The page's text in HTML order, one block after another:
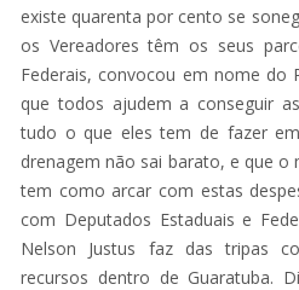
existe quarenta por cento se
os Vereadores têm os seus
Federais, convocou em nome do
que todos ajudem a conseguir
tudo o que eles tem de fazer
drenagem não sai barato, e que
tem como arcar com estas
com Deputados Estaduais e
Nelson Justus faz das tripas
recursos dentro de Guaratuba.